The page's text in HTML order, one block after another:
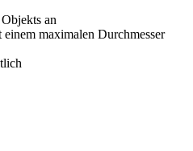
an
maximalen Durchmesser